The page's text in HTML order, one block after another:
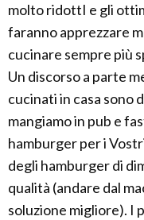
molto ridottI e gli
faranno apprezzare
cucinare sempre più
Un discorso a parte
cucinati in casa sono
mangiamo in pub e
hamburger per i
degli hamburger di
qualità (andare dal
soluzione migliore). I